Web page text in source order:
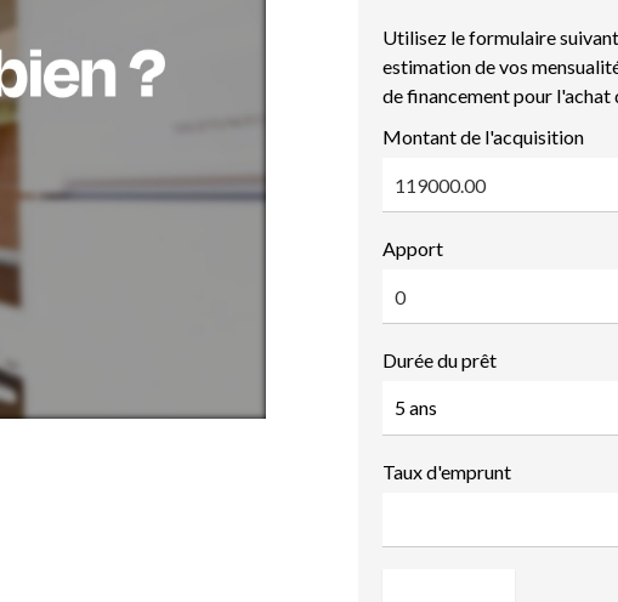
Utilisez le formulaire
estimation de vos
de financement pour l'achat
Montant de l'acquisition
Apport
Durée du prêt
Taux d'emprunt